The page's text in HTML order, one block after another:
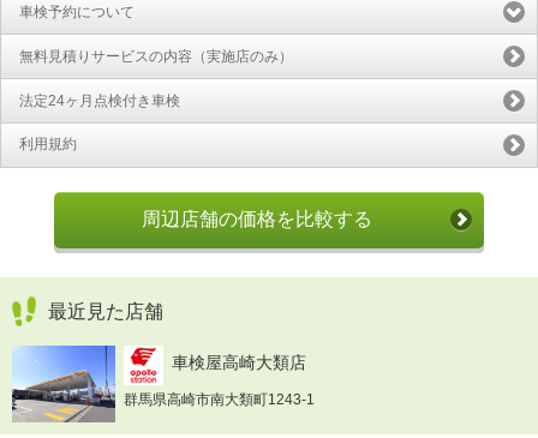
車検予約について
無料見積りサービスの内容（実施店のみ）
法定24ヶ月点検付き車検
利用規約
周辺店舗の価格を比較する
最近見た店舗
車検屋高崎大類店
群馬県高崎市南大類町1243-1